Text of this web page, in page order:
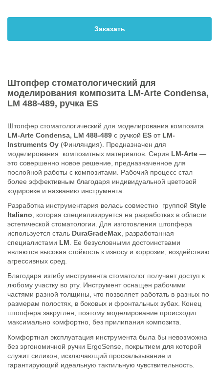
Заказать
Штопфер стоматологический для
моделирования композита LM-Arte Condensa,
LM 488-489, ручка ES
Штопфер стоматологический для моделирования композита
LM-Arte Condensa, LM 488-489 c ручкой ES от LM-
Instruments Oy (Финляндия). Предназначен для
моделирования композитных материалов. Серия LM-Arte —
это совершенно новое решение, предназначенное для
послойной работы с композитами. Рабочий процесс стал
более эффективным благодаря индивидуальной цветовой
кодировке и названию инструмента.
Разработка инструментария велась совместно группой Style
Italiano, которая специализируется на разработках в области
эстетической стоматологии. Для изготовления штопфера
используется сталь DuraGradeMax, разработанная
специалистами LM. Ее безусловными достоинствами
являются высокая стойкость к износу и коррозии, воздействию
агрессивных сред.
Благодаря изгибу инструмента стоматолог получает доступ к
любому участку во рту. Инструмент оснащен рабочими
частями разной толщины, что позволяет работать в разных по
размерам полостях, в боковых и фронтальных зубах. Конец
штопфера закруглен, поэтому моделирование происходит
максимально комфортно, без прилипания композита.
Комфортная эксплуатация инструмента была бы невозможна
без эргономичной ручки ErgoSense, покрытием для которой
служит силикон, исключающий проскальзывание и
гарантирующий идеальную тактильную чувствительность.